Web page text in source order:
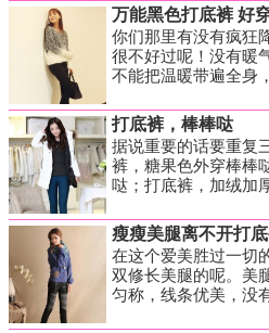
万能黑色打底裤 好
你们那里有没有疯狂
很不好过呢！没有暖
不能把温暖带遍全身
打底裤，棒棒哒
据说重要的话要重复
裤，糖果色外穿棒棒
哒；打底裤，加绒加
瘦瘦美腿离不开打
在这个爱美胜过一切
双修长美腿的呢。美
匀称，线条优美，没